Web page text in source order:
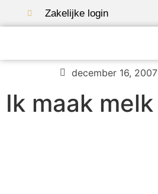
Zakelijke login
december 16, 2007
Ik maak melk